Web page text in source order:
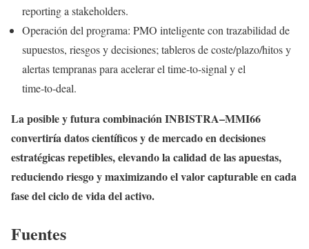
reporting a stakeholders.
Operación del programa: PMO inteligente con trazabilidad de
supuestos, riesgos y decisiones; tableros de coste/plazo/hitos y
alertas tempranas para acelerar el time‑to‑signal y el
time‑to‑deal.
La posible y futura combinación INBISTRA–MMI66
convertiría datos científicos y de mercado en decisiones
estratégicas repetibles, elevando la calidad de las apuestas,
reduciendo riesgo y maximizando el valor capturable en cada
fase del ciclo de vida del activo.
Fuentes